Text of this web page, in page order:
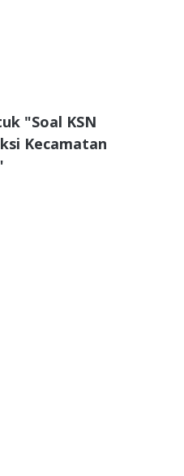
"Soal KSN
Kecamatan